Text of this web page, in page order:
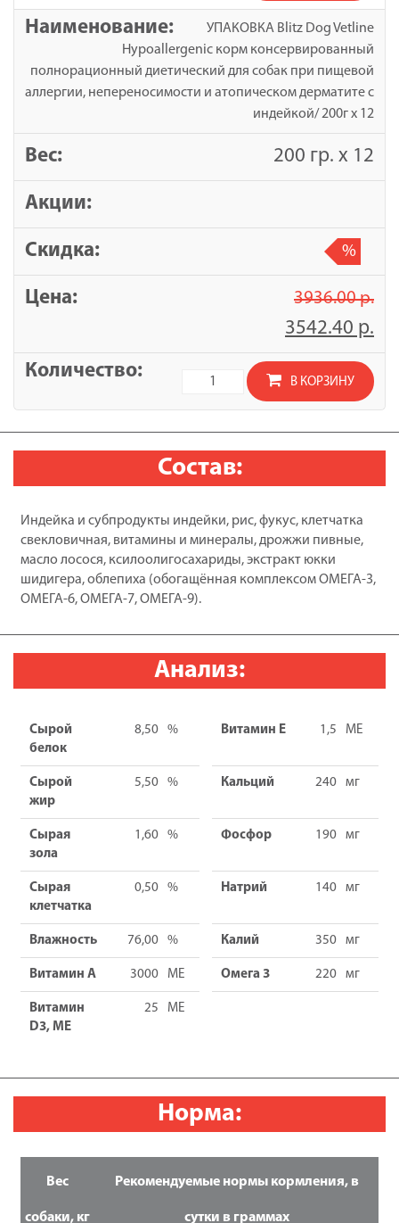
Blitz
Dog
Vetline
полнорационный
аллергии,
непереносимости
УПАКОВКА Blitz Dog Vetline
Hypoallergenic корм консервированный
полнорационный диетический для собак при пищевой
аллергии, непереносимости и атопическом дерматите с
индейкой/ 200г x 12
200 гр. х 12
%
3936.00р.
3542.40 р.
Количество
Dog
Vetline
корм
консервированный
полнорационный
диетический
собак
при
пищевой
непереносимости
атопическом
дерматите
индейкой/
x
В КОРЗИНУ
Состав:
Индейка и субпродукты индейки, рис, фукус, клетчатка
свекловичная, витамины и минералы, дрожжи пивные,
масло лосося, ксилоолигосахариды, экстракт юкки
шидигера, облепиха (обогащённая комплексом ОМЕГА-3,
ОМЕГА-6, ОМЕГА-7, ОМЕГА-9).
Анализ:
Сырой
белок
8,50 % Витамин Е 1,5 МЕ
Сырой
жир
5,50 % Кальций 240 мг
Сырая
зола
1,60 % Фосфор 190 мг
Сырая
клетчатка
0,50 % Натрий 140 мг
Влажность 76,00 % Калий 350 мг
Витамин А 3000 МЕ Омега 3 220 мг
Витамин
D3, МЕ
25 МЕ
Норма:
Вес
собаки, кг
Рекомендуемые нормы кормления, в
сутки в граммах